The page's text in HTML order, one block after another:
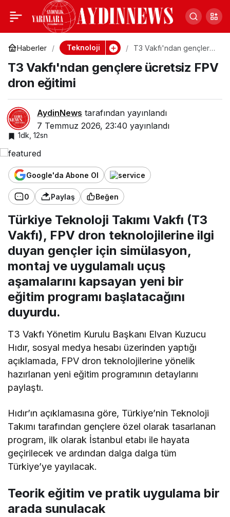
Haberler Teknoloji
T3 Vakfı'ndan gençlere
eğitimi
T3 Vakfı'ndan gençlere ücretsiz FPV
dron eğitimi
AydinNews tarafından yayınlandı
7 Temmuz 2026, 23:40 yayınlandı
1dk, 12sn
Google'da Abone Ol
0 Paylaş Beğen
Türkiye Teknoloji Takımı Vakfı (T3
Vakfı), FPV dron teknolojilerine ilgi
duyan gençler için simülasyon,
montaj ve uygulamalı uçuş
aşamalarını kapsayan yeni bir
eğitim programı başlatacağını
duyurdu.
T3 Vakfı Yönetim Kurulu Başkanı Elvan Kuzucu
Hıdır, sosyal medya hesabı üzerinden yaptığı
açıklamada, FPV dron teknolojilerine yönelik
hazırlanan yeni eğitim programının detaylarını
paylaştı.
Hıdır’ın açıklamasına göre, Türkiye’nin Teknoloji
Takımı tarafından gençlere özel olarak tasarlanan
program, ilk olarak İstanbul etabı ile hayata
geçirilecek ve ardından dalga dalga tüm
Türkiye’ye yayılacak.
Teorik eğitim ve pratik uygulama bir
arada sunulacak
Bakan Fidan, NATO
Ankara Zirvesi
kapsamında kısıtlı
katılımlı bir toplantıya
iştirak etti
0 Paylaş